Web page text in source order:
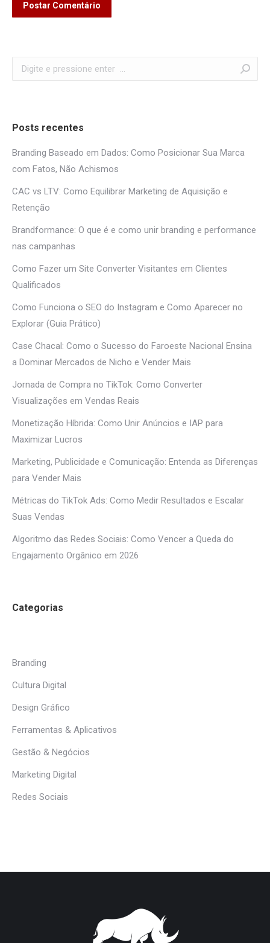
Postar Comentário
Search:
Posts recentes
Branding Baseado em Dados: Como Posicionar Sua Marca
com Fatos, Não Achismos
CAC vs LTV: Como Equilibrar Marketing de Aquisição e
Retenção
Brandformance: O que é e como unir branding e performance
nas campanhas
Como Fazer um Site Converter Visitantes em Clientes
Qualificados
Como Funciona o SEO do Instagram e Como Aparecer no
Explorar (Guia Prático)
Case Chacal: Como o Sucesso do Faroeste Nacional Ensina
a Dominar Mercados de Nicho e Vender Mais
Jornada de Compra no TikTok: Como Converter
Visualizações em Vendas Reais
Monetização Híbrida: Como Unir Anúncios e IAP para
Maximizar Lucros
Marketing, Publicidade e Comunicação: Entenda as Diferenças
para Vender Mais
Métricas do TikTok Ads: Como Medir Resultados e Escalar
Suas Vendas
Algoritmo das Redes Sociais: Como Vencer a Queda do
Engajamento Orgânico em 2026
Categorias
Branding
Cultura Digital
Design Gráfico
Ferramentas & Aplicativos
Gestão & Negócios
Marketing Digital
Redes Sociais